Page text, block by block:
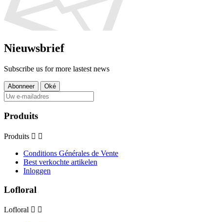
Nieuwsbrief
Subscribe us for more lastest news
Produits
Produits  
Conditions Générales de Vente
Best verkochte artikelen
Inloggen
Lofloral
Lofloral  